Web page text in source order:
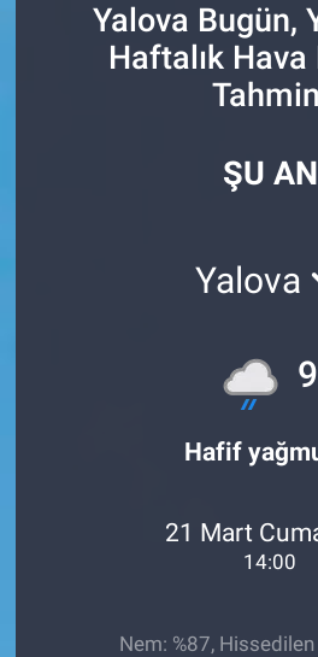
Yalova Bugün,
Haftalık
ŞU AN
Yalova
9
Hafif
21 Mart
14:00
Nem: %87, Hissedilen
Süper Lig Puan Durumu ve
Son Dakika Haberleri